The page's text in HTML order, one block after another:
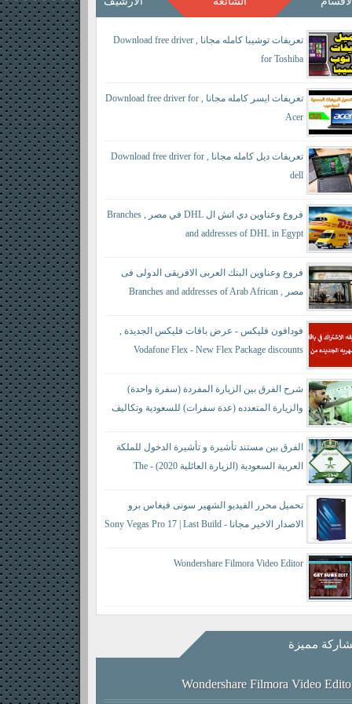
تعريفات توشيبا كامله مجانا , Download free driver
for Toshiba
تعريفات ايسر كامله مجانا , Download free driver for
Acer
تعريفات ديل كامله مجانا , Download free driver for
dell
فروع وعناوين دي اتش ال DHL في مصر , Branches
and addresses of DHL in Egypt
فروع وعناوين البنك العربى الافريقى الدولى فى
مصر , Branches and addresses of Arab African
فودافون فليكس - عرض باقات فليكس الجديدة ,
Vodafone Flex - New Flex Package discounts
شرح الفرق بين الزيارة المفردة (سفرة واحدة)
والزيارة المتعدده (عدة سفرات) للسعودية وتكاليف
single visit and a multiple visit
الفرق بين مستند تأشيرة و تأشيرة الدخول للملكة
العربية السعودية (الزيارة العائلية 2020) - The
تحميل محرر الفيديو الشهير سونى فيغاس برو
الاصدار الاخير مجانا - Sony Vegas Pro 17 | Last Build
Wondershare Filmora Video Editor
مميزة
Wondershare Filmora Video